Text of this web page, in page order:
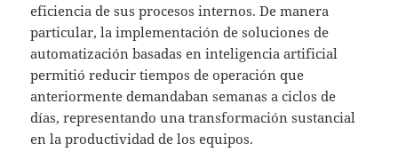
eficiencia de sus procesos internos. De manera
particular, la implementación de soluciones de
automatización basadas en inteligencia artificial
permitió reducir tiempos de operación que
anteriormente demandaban semanas a ciclos de
días, representando una transformación sustancial
en la productividad de los equipos.